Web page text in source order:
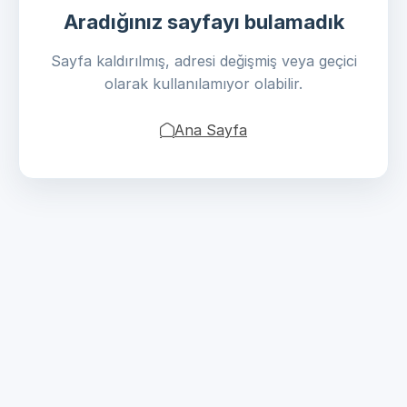
Aradığınız sayfayı bulamadık
Sayfa kaldırılmış, adresi değişmiş veya geçici
olarak kullanılamıyor olabilir.
Ana Sayfa